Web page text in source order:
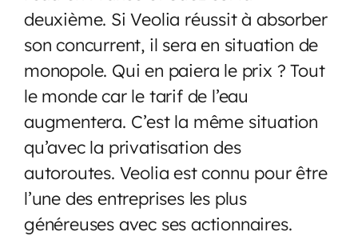
deuxième. Si Veolia réussit à absorber
son concurrent, il sera en situation de
monopole. Qui en paiera le prix ? Tout
le monde car le tarif de l’eau
augmentera. C’est la même situation
qu’avec la privatisation des
autoroutes. Veolia est connu pour être
l’une des entreprises les plus
généreuses avec ses actionnaires.